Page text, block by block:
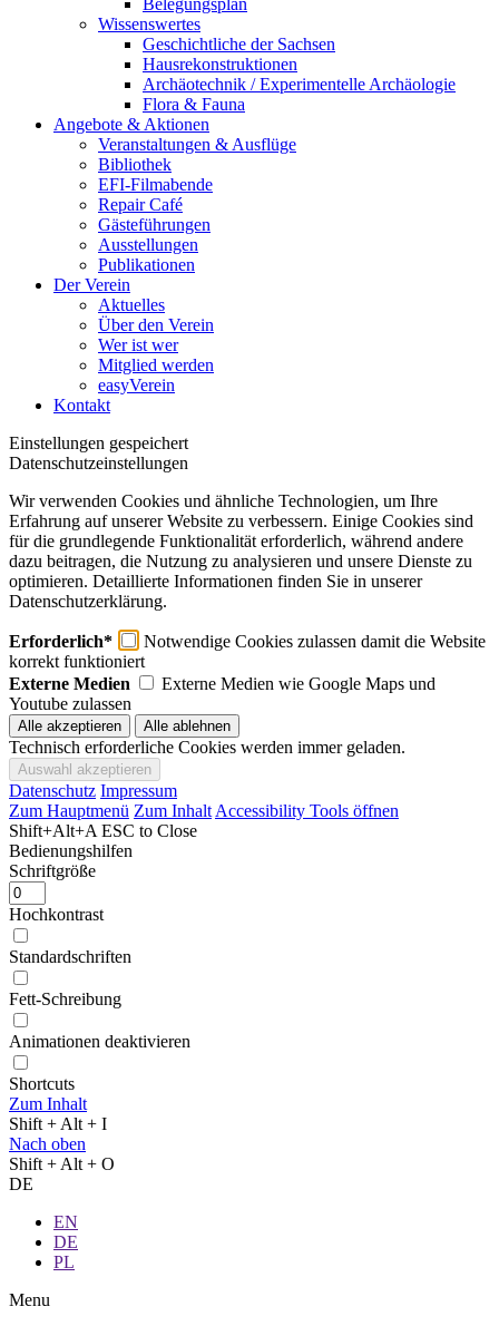
Wissenswertes
Geschichtliche der Sachsen
Hausrekonstruktionen
Archäotechnik / Experimentelle Archäologie
Flora & Fauna
Angebote & Aktionen
Veranstaltungen & Ausflüge
Bibliothek
EFI-Filmabende
Repair Café
Gästeführungen
Ausstellungen
Publikationen
Der Verein
Aktuelles
Über den Verein
Wer ist wer
Mitglied werden
easyVerein
Kontakt
Einstellungen gespeichert
Datenschutzeinstellungen
Wir verwenden Cookies und ähnliche Technologien, um Ihre
Erfahrung auf unserer Website zu verbessern. Einige Cookies sind
für die grundlegende Funktionalität erforderlich, während andere
dazu beitragen, die Nutzung zu analysieren und unsere Dienste zu
optimieren. Detaillierte Informationen finden Sie in unserer
Datenschutzerklärung.
Erforderlich*
Notwendige Cookies zulassen damit die Website
korrekt funktioniert
Externe Medien
Externe Medien wie Google Maps und
Youtube zulassen
Technisch erforderliche Cookies werden immer geladen.
Datenschutz Impressum
Zum Hauptmenü Zum Inhalt Accessibility Tools öffnen
Shift+Alt+A ESC to Close
Bedienungshilfen
Schriftgröße
Hochkontrast
Standardschriften
Fett-Schreibung
Animationen deaktivieren
Shortcuts
Zum Inhalt
Shift + Alt + I
Nach oben
Shift + Alt + O
DE
EN
DE
PL
Menu